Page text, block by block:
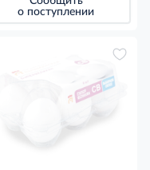
о поступлении